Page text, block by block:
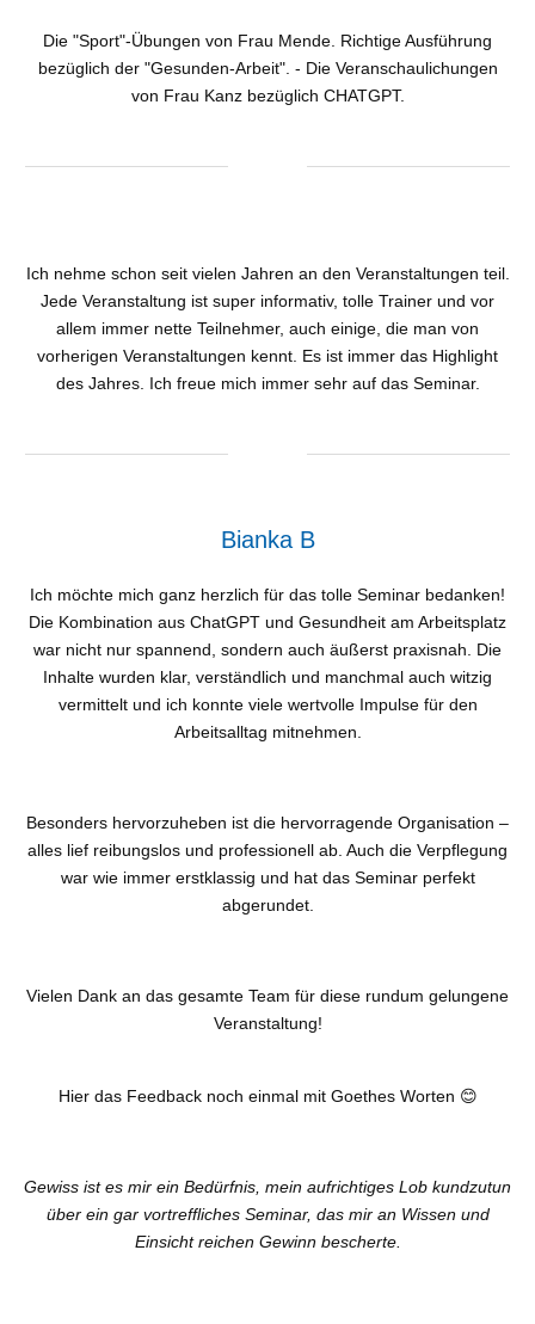
Die "Sport"-Übungen von Frau Mende. Richtige Ausführung
bezüglich der "Gesunden-Arbeit". - Die Veranschaulichungen
von Frau Kanz bezüglich CHATGPT.
Ich nehme schon seit vielen Jahren an den Veranstaltungen teil.
Jede Veranstaltung ist super informativ, tolle Trainer und vor
allem immer nette Teilnehmer, auch einige, die man von
vorherigen Veranstaltungen kennt. Es ist immer das Highlight
des Jahres. Ich freue mich immer sehr auf das Seminar.
Bianka B
Ich möchte mich ganz herzlich für das tolle Seminar bedanken!
Die Kombination aus ChatGPT und Gesundheit am Arbeitsplatz
war nicht nur spannend, sondern auch äußerst praxisnah. Die
Inhalte wurden klar, verständlich und manchmal auch witzig
vermittelt und ich konnte viele wertvolle Impulse für den
Arbeitsalltag mitnehmen.
Besonders hervorzuheben ist die hervorragende Organisation –
alles lief reibungslos und professionell ab. Auch die Verpflegung
war wie immer erstklassig und hat das Seminar perfekt
abgerundet.
Vielen Dank an das gesamte Team für diese rundum gelungene
Veranstaltung!
Hier das Feedback noch einmal mit Goethes Worten 😊
Gewiss ist es mir ein Bedürfnis, mein aufrichtiges Lob kundzutun
über ein gar vortreffliches Seminar, das mir an Wissen und
Einsicht reichen Gewinn bescherte.